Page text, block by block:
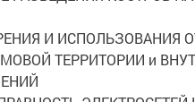
И ИСПОЛЬЗОВАНИЯ
ТЕРРИТОРИИ и